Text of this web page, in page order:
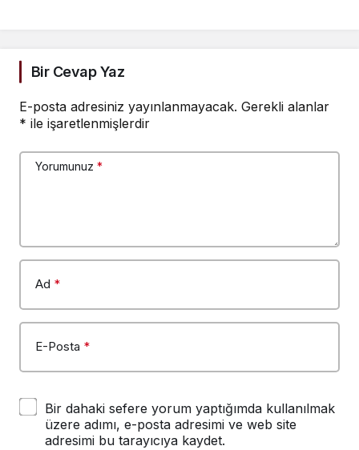
Bir Cevap Yaz
E-posta adresiniz yayınlanmayacak. Gerekli alanlar
* ile işaretlenmişlerdir
Yorumunuz *
Ad *
E-Posta *
Bir dahaki sefere yorum yaptığımda kullanılmak
üzere adımı, e-posta adresimi ve web site
adresimi bu tarayıcıya kaydet.